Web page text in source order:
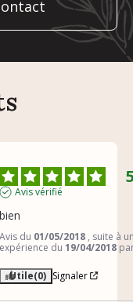
Avis vérifié
bien
Avis du 01/05/2018 , suite à
expérience du 19/04/2018
Utile(0) Signaler